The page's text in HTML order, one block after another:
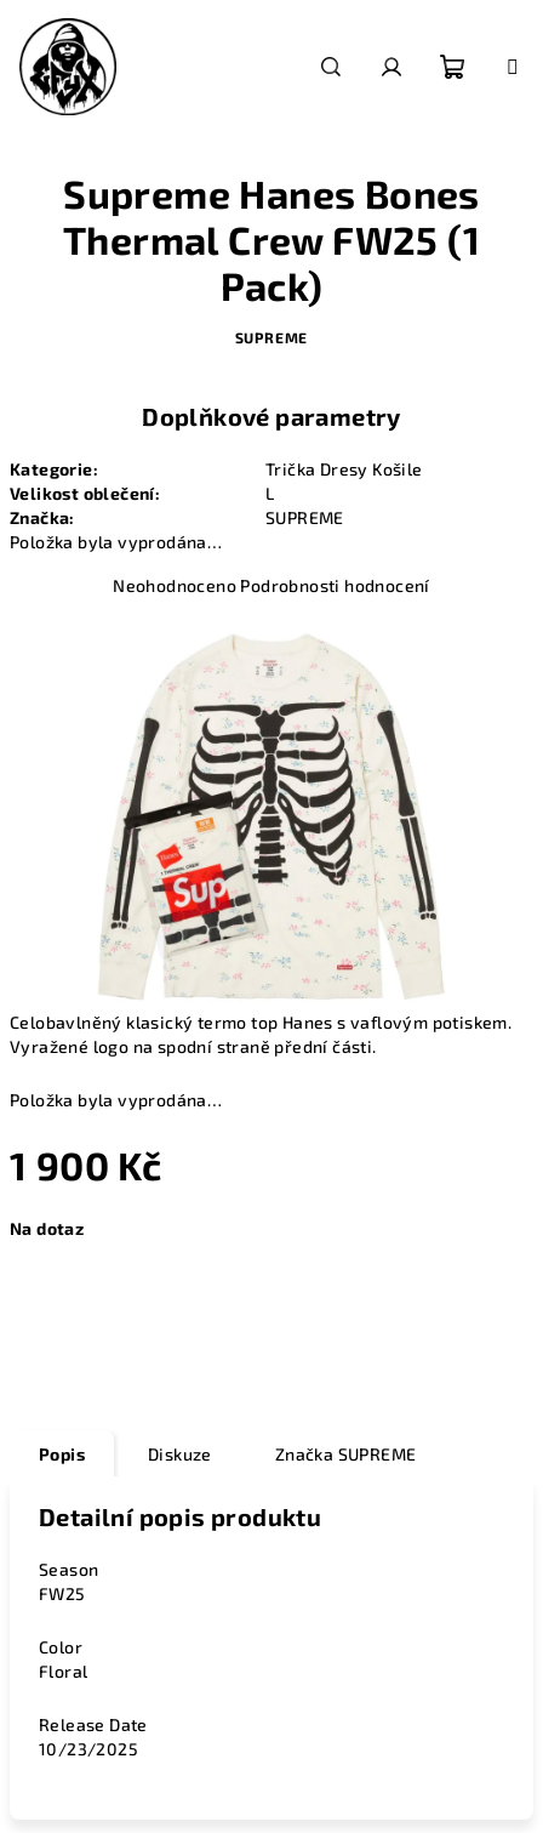
obsah
Celobavlněný klasický termo top Hanes s vaflovým potiskem.
Vyražené logo na spodní straně přední části.
Položka byla vyprodána…
1 900 Kč
cena:
Na dotaz
Supreme Hanes Bones
Thermal Crew FW25 (1
Pack)
SUPREME
Doplňkové parametry
Kategorie:
Trička Dresy Košile
Velikost oblečení:
L
Značka:
SUPREME
Položka byla vyprodána…
Průměrné
hvězdiček.
Neohodnoceno Podrobnosti hodnocení
Popis Diskuze Značka SUPREME
Detailní popis produktu
Season
FW25
Color
Floral
Release Date
10/23/2025